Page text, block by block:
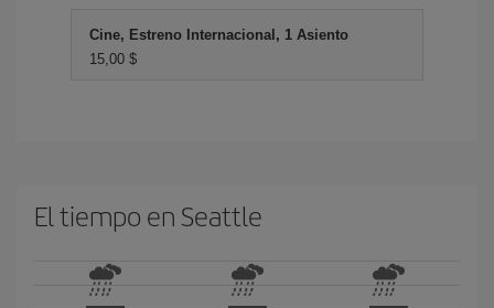
Cine, Estreno Internacional, 1 Asiento
15,00 $
El tiempo en Seattle